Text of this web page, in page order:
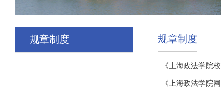
规章制度 规章制度
《上海政法学院
《上海政法学院